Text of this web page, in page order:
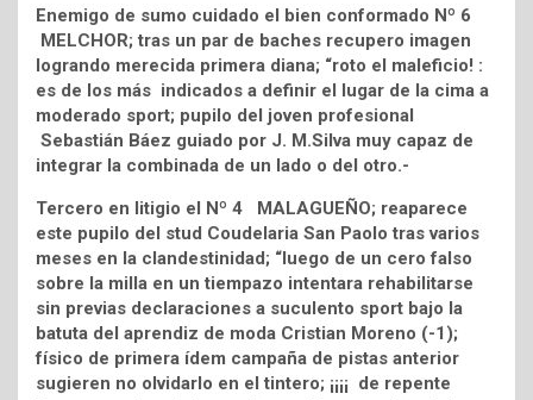
Enemigo de sumo cuidado el bien conformado Nº 6
MELCHOR; tras un par de baches recupero imagen
logrando merecida primera diana; “roto el maleficio! :
es de los más indicados a definir el lugar de la cima a
moderado sport; pupilo del joven profesional
Sebastián Báez guiado por J. M.Silva muy capaz de
integrar la combinada de un lado o del otro.-
Tercero en litigio el Nº 4 MALAGUEÑO; reaparece
este pupilo del stud Coudelaria San Paolo tras varios
meses en la clandestinidad; “luego de un cero falso
sobre la milla en un tiempazo intentara rehabilitarse
sin previas declaraciones a suculento sport bajo la
batuta del aprendiz de moda Cristian Moreno (-1);
físico de primera ídem campaña de pistas anterior
sugieren no olvidarlo en el tintero; ¡¡¡¡ de repente